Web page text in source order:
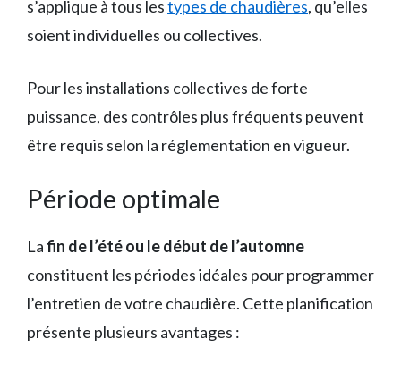
s’applique à tous lestypes de chaudières, qu’elles
soient individuelles ou collectives.
Pour les installations collectives de forte
puissance, des contrôles plus fréquents peuvent
être requis selon la réglementation en vigueur.
Période optimale
Lafin de l’été ou le début de l’automne
constituent les périodes idéales pour programmer
l’entretien de votre chaudière. Cette planification
présente plusieurs avantages :